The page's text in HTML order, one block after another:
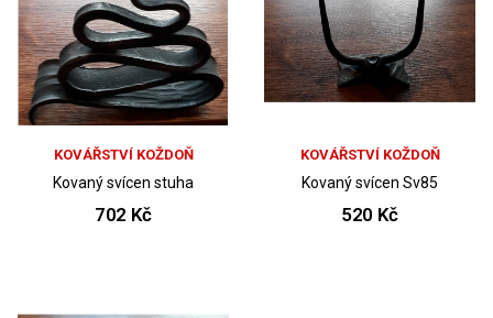
KOVÁŘSTVÍ KOŽDOŇ
Kovaný svícen stuha
702 Kč
KOVÁŘSTVÍ KOŽDOŇ
Kovaný svícen Sv85
520 Kč